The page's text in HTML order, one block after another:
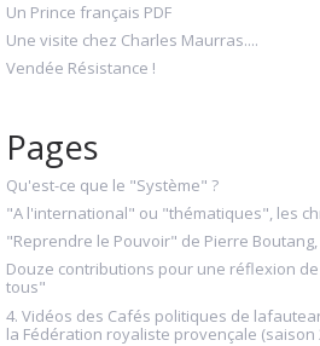
Un Prince français PDF
Une visite chez Charles Maurras....
Vendée Résistance !
Pages
Qu'est-ce que le "Système" ?
"A l'international" ou "thématiques", les
"Reprendre le Pouvoir" de Pierre
Douze contributions pour une réflexion
tous"
4. Vidéos des Cafés politiques de
la Fédération royaliste provençale (saison